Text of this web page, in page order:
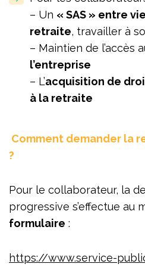
– Un « SAS » entre
retraite, travailler à
– Maintien de l’accès
l’entreprise
– L’acquisition de
à la retraite
Comment demander la
?
Pour le collaborateur, la
progressive s’effectue au
formulaire :
https://www.service-